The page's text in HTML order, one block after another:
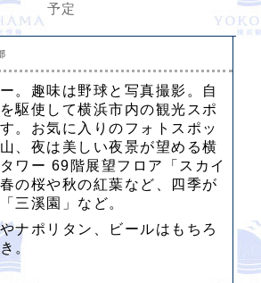
予定
。趣味は野球と写真撮影。自
駆使して横浜市内の観光スポ
。お気に入りのフォトスポッ
、夜は美しい夜景が望める横
ワー 69階展望フロア「スカイ
の桜や秋の紅葉など、四季が
三溪園」など。
ナポリタン、ビールはもちろ
。